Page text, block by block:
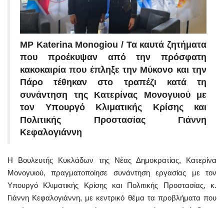
MP Katerina Monogiou / Τα καυτά ζητήματα
που προέκυψαν από την πρόσφατη
κακοκαιρία που έπληξε την Μύκονο και την
Πάρο τέθηκαν στο τραπέζι κατά τη
συνάντηση της Κατερίνας Μονογυιού με
τον Υπουργό Κλιματικής Κρίσης και
Πολιτικής Προστασίας Γιάννη
Κεφαλογιάννη
Η Βουλευτής Κυκλάδων της Νέας Δημοκρατίας, Κατερίνα
Μονογυιού, πραγματοποίησε συνάντηση εργασίας με τον
Υπουργό Κλιματικής Κρίσης και Πολιτικής Προστασίας, κ.
Γιάννη Κεφαλογιάννη, με κεντρικό θέμα τα προβλήματα που